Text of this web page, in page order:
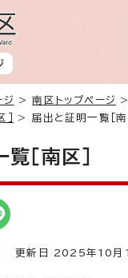
ジ >南区トップページ
> 届出と証明一覧［南
［南区］
更新日 2025年10月